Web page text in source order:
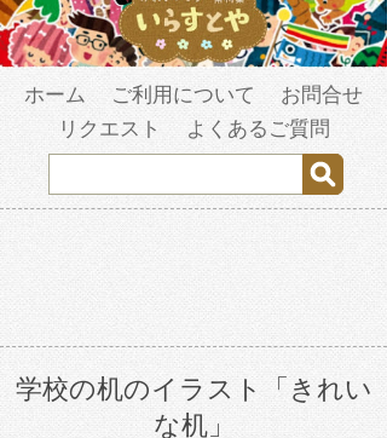
ホーム ご利用について
お問合せ
リクエスト
よくあるご質問
学校の机のイラスト「きれい
な机」